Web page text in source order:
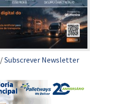
/Subscrever Newsletter